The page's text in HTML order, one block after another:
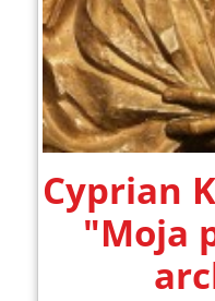
Cyprian
"Moja